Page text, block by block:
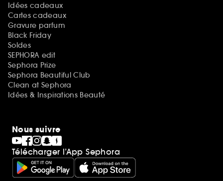
Idées cadeaux
Cartes cadeaux
Gravure parfum
Black Friday
Soldes
SEPHORA edit
Sephora Prize
Sephora Beautiful Club
Clean at Sephora
Idées & Inspirations Beauté
Nous suivre
Télécharger l’App Sephora